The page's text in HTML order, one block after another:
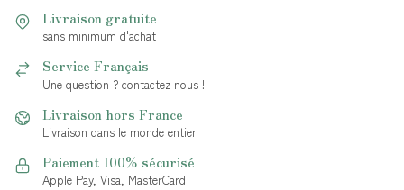
Livraison gratuite
sans minimum d'achat
Service Français
Une question ? contactez nous !
Livraison hors France
Livraison dans le monde entier
Paiement 100% sécurisé
Apple Pay, Visa, MasterCard